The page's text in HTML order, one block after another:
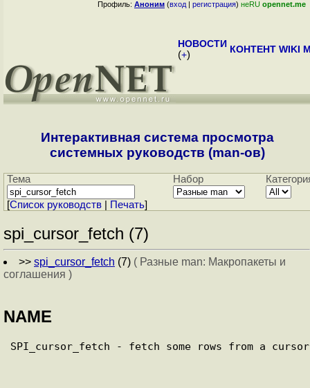
Профиль: Аноним (вход | регистрация) неRU opennet.me
НОВОСТИ
(+) КОНТЕНТ WIKI
Интерактивная система просмотра
системных руководств (man-ов)
Тема Набор
[Cписок руководств Печать]
spi_cursor_fetch (7)
>> spi_cursor_fetch (7) ( Разные man: Макропакеты и
соглашения )
NAME